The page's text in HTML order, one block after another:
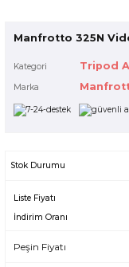
Manfrotto 325N
Kategori Tripod
Marka
Stok Durumu
Liste Fiyatı
İndirim Oranı
Peşin Fiyatı